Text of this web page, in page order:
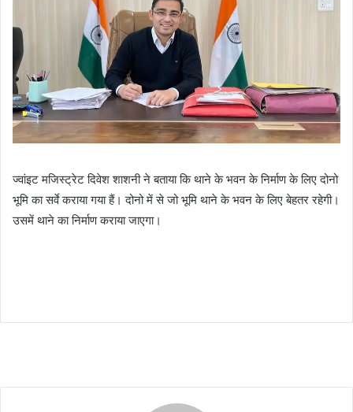
ज्वांइट मजिस्ट्रेट दिवेश शाशनी ने बताया कि थाने के भवन के निर्माण के लिए दोनो
भूमि का सर्वे कराया गया हैं। दोनो में से जो भूमि थाने के भवन के लिए बेहतर रहेगी।
उसमें थाने का निर्माण कराया जाएगा।